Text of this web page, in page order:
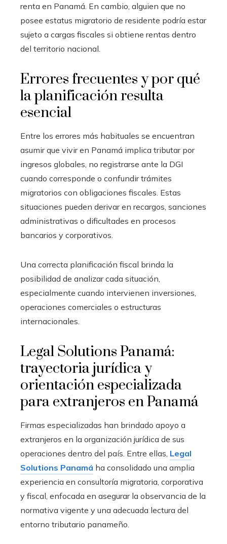
renta en Panamá. En cambio, alguien que no
posee estatus migratorio de residente podría estar
sujeto a cargas fiscales si obtiene rentas dentro
del territorio nacional.
Errores frecuentes y por qué
la planificación resulta
esencial
Entre los errores más habituales se encuentran
asumir que vivir en Panamá implica tributar por
ingresos globales, no registrarse ante la DGI
cuando corresponde o confundir trámites
migratorios con obligaciones fiscales. Estas
situaciones pueden derivar en recargos, sanciones
administrativas o dificultades en procesos
bancarios y corporativos.
Una correcta planificación fiscal brinda la
posibilidad de analizar cada situación,
especialmente cuando intervienen inversiones,
operaciones comerciales o estructuras
internacionales.
Legal Solutions Panamá:
trayectoria jurídica y
orientación especializada
para extranjeros en Panamá
Firmas especializadas han brindado apoyo a
extranjeros en la organización jurídica de sus
operaciones dentro del país. Entre ellas, Legal
Solutions Panamá ha consolidado una amplia
experiencia en consultoría migratoria, corporativa
y fiscal, enfocada en asegurar la observancia de la
normativa vigente y una adecuada lectura del
entorno tributario panameño.